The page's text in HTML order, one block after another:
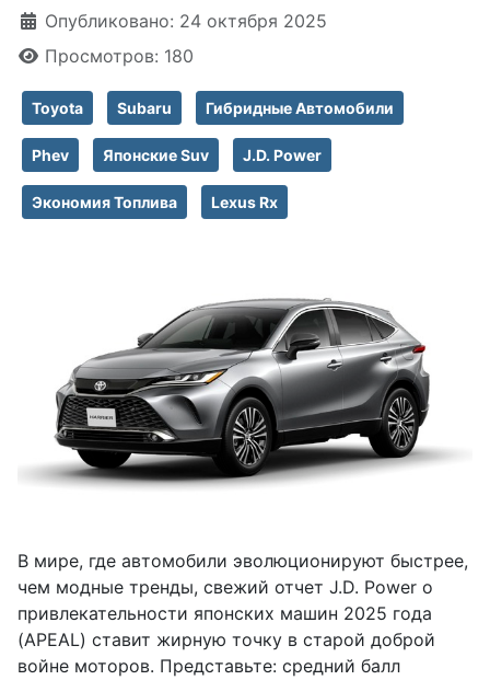
Информация о материале
Опубликовано: 24 октября 2025
Просмотров: 180
Toyota Subaru Гибридные Автомобили
Phev Японские Suv J.D. Power
Экономия Топлива Lexus Rx
В мире, где автомобили эволюционируют быстрее,
чем модные тренды, свежий отчет J.D. Power о
привлекательности японских машин 2025 года
(APEAL) ставит жирную точку в старой доброй
войне моторов. Представьте: средний балл